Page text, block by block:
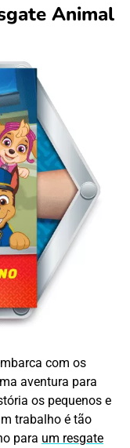
Animal
com os
aventura para
os pequenos e
trabalho é tão
para um resgate